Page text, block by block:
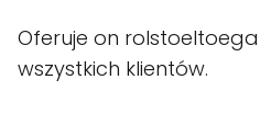
Oferuje on
wszystkich klientów.